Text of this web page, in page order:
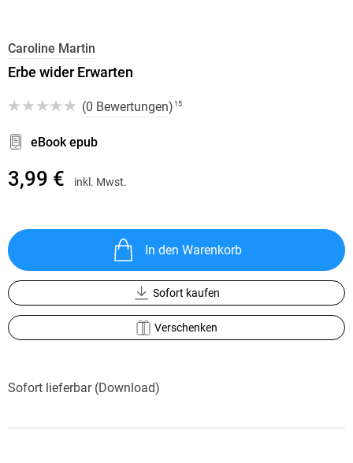
Caroline Martin
Erbe wider Erwarten
(0 Bewertungen) 15
eBook epub
3,99 € inkl. Mwst.
In den Warenkorb
Sofort kaufen
Verschenken
Sofort lieferbar (Download)